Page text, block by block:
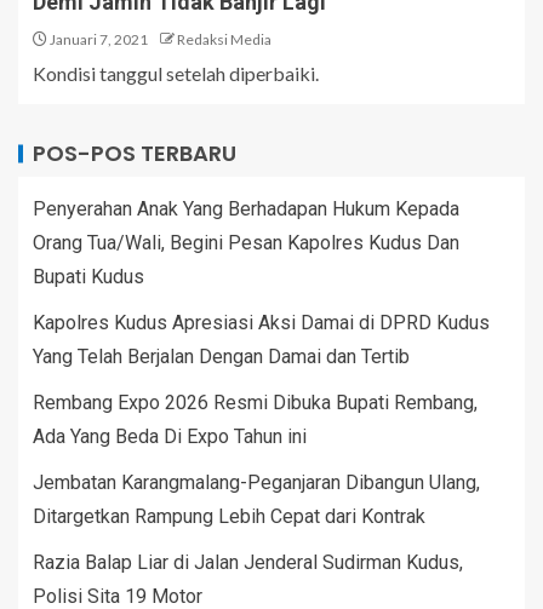
Januari 7, 2021 Redaksi Media
Kondisi tanggul setelah diperbaiki.
POS-POS TERBARU
Penyerahan Anak Yang Berhadapan Hukum Kepada
Orang Tua/Wali, Begini Pesan Kapolres Kudus Dan
Bupati Kudus
Kapolres Kudus Apresiasi Aksi Damai di DPRD Kudus
Yang Telah Berjalan Dengan Damai dan Tertib
Rembang Expo 2026 Resmi Dibuka Bupati Rembang,
Ada Yang Beda Di Expo Tahun ini
Jembatan Karangmalang-Peganjaran Dibangun Ulang,
Ditargetkan Rampung Lebih Cepat dari Kontrak
Razia Balap Liar di Jalan Jenderal Sudirman Kudus,
Polisi Sita 19 Motor